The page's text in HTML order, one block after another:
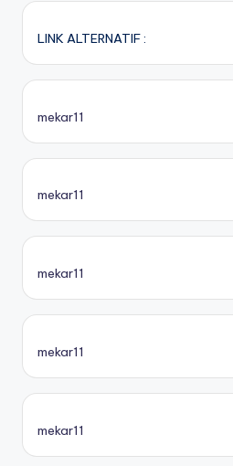
LINK ALTERNATIF :
mekar11
mekar11
mekar11
mekar11
mekar11